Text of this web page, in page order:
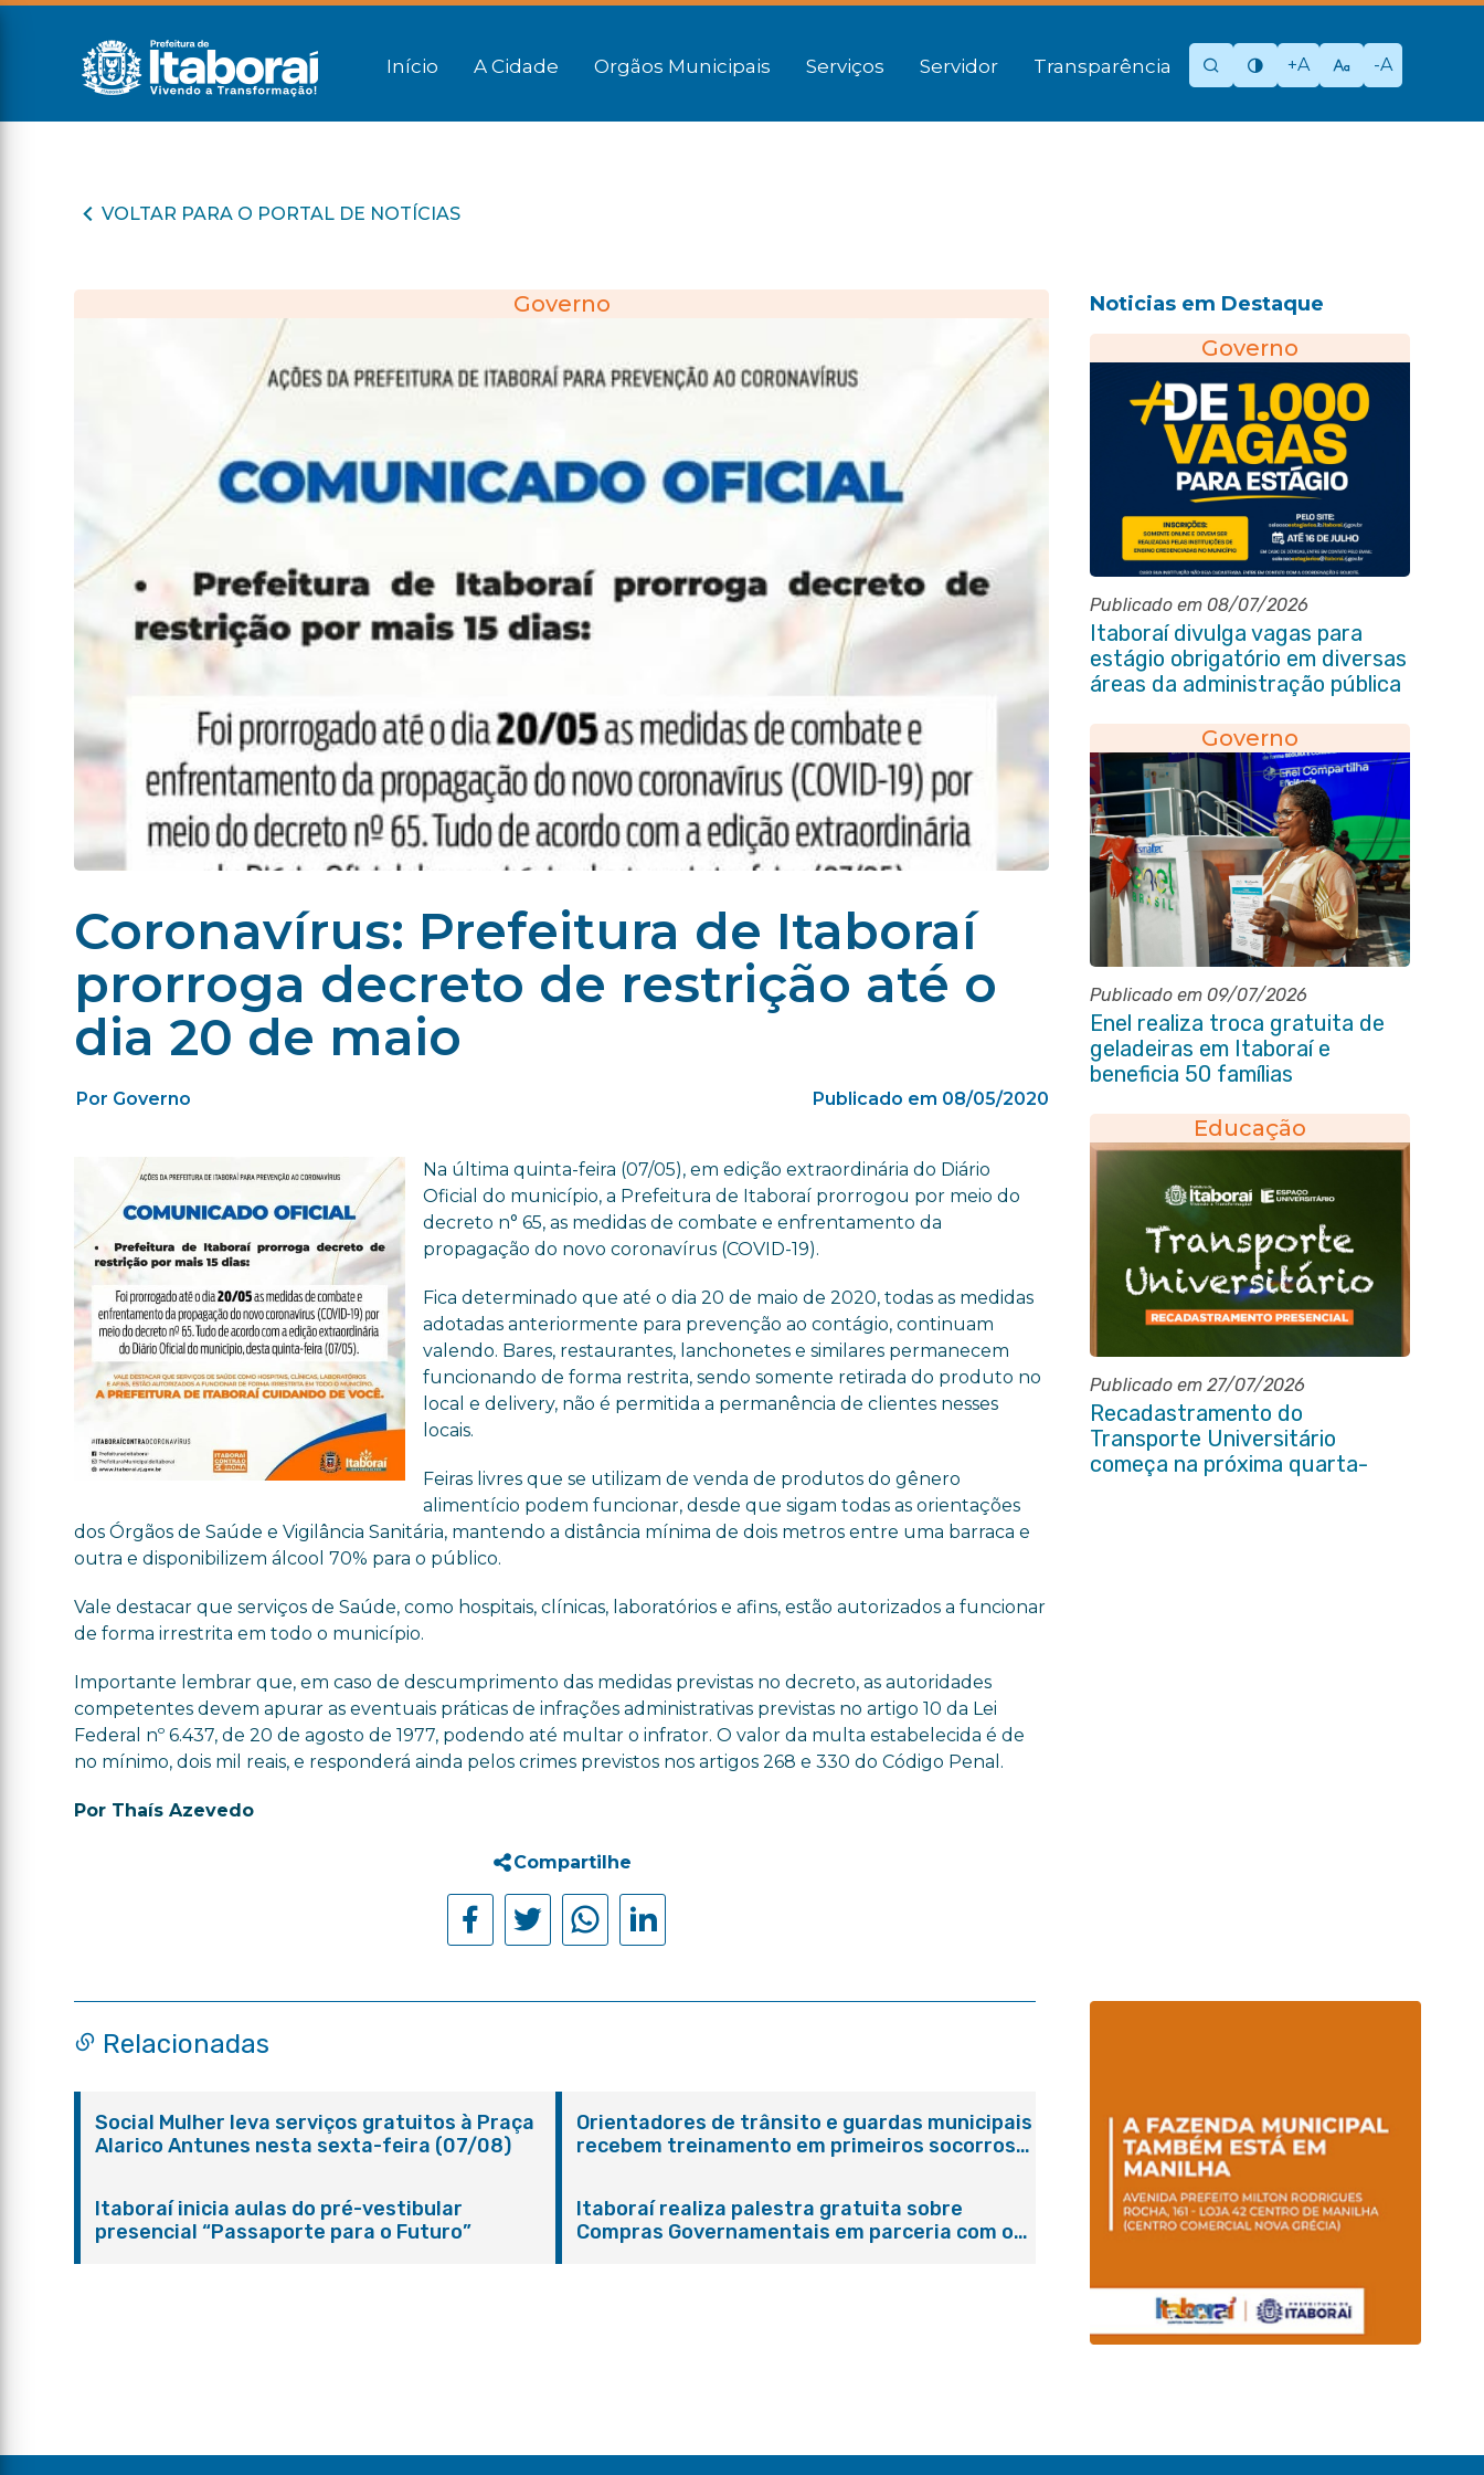
Início A Cidade Orgãos Municipais Serviços Servidor Transparência +A -A
VOLTAR PARA O PORTAL DE NOTÍCIAS
Governo
Coronavírus: Prefeitura de Itaboraí
prorroga decreto de restrição até o
dia 20 de maio
Por Governo Publicado em 08/05/2020
Na última quinta-feira (07/05), em edição extraordinária do Diário
Oficial do município, a Prefeitura de Itaboraí prorrogou por meio do
decreto n° 65, as medidas de combate e enfrentamento da
propagação do novo coronavírus (COVID-19).
Fica determinado que até o dia 20 de maio de 2020, todas as medidas
adotadas anteriormente para prevenção ao contágio, continuam
valendo. Bares, restaurantes, lanchonetes e similares permanecem
funcionando de forma restrita, sendo somente retirada do produto no
local e delivery, não é permitida a permanência de clientes nesses
locais.
Feiras livres que se utilizam de venda de produtos do gênero
alimentício podem funcionar, desde que sigam todas as orientações
dos Órgãos de Saúde e Vigilância Sanitária, mantendo a distância mínima de dois metros entre uma barraca e
outra e disponibilizem álcool 70% para o público.
Vale destacar que serviços de Saúde, como hospitais, clínicas, laboratórios e afins, estão autorizados a funcionar
de forma irrestrita em todo o município.
Importante lembrar que, em caso de descumprimento das medidas previstas no decreto, as autoridades
competentes devem apurar as eventuais práticas de infrações administrativas previstas no artigo 10 da Lei
Federal nº 6.437, de 20 de agosto de 1977, podendo até multar o infrator. O valor da multa estabelecida é de
no mínimo, dois mil reais, e responderá ainda pelos crimes previstos nos artigos 268 e 330 do Código Penal.
Por Thaís Azevedo
Compartilhe
Noticias em Destaque
Governo
Publicado em 08/07/2026
Itaboraí divulga vagas para
estágio obrigatório em diversas
áreas da administração pública
Governo
Publicado em 09/07/2026
Enel realiza troca gratuita de
geladeiras em Itaboraí e
beneficia 50 famílias
Educação
Publicado em 27/07/2026
Recadastramento do
Transporte Universitário
começa na próxima quarta-
Relacionadas
Social Mulher leva serviços gratuitos à Praça
Alarico Antunes nesta sexta-feira (07/08)
Orientadores de trânsito e guardas municipais
recebem treinamento em primeiros socorros
Itaboraí inicia aulas do pré-vestibular
presencial “Passaporte para o Futuro”
Itaboraí realiza palestra gratuita sobre
Compras Governamentais em parceria com o